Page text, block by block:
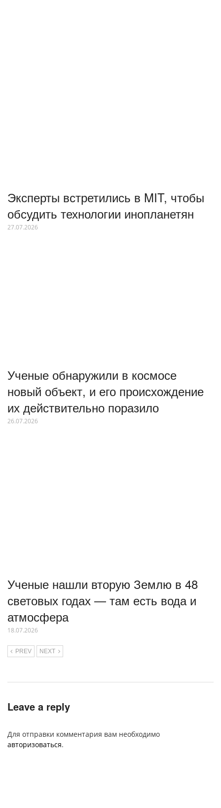
Эксперты встретились в MIT, чтобы
обсудить технологии инопланетян
27.07.2026
Ученые обнаружили в космосе
новый объект, и его происхождение
их действительно поразило
26.07.2026
Ученые нашли вторую Землю в 48
световых годах — там есть вода и
атмосфера
18.07.2026
PREV NEXT
Leave a reply
Для отправки комментария вам необходимо
авторизоваться.